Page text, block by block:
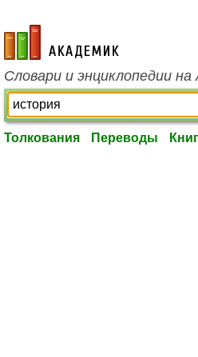
academic.ru
Словари и энциклопедии на
Толкования Переводы